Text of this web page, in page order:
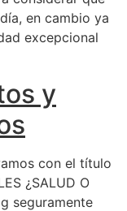
en cambio ya
excepcional
y
con el título
¿SALUD O
seguramente